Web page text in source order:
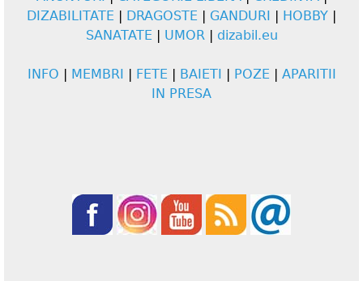
DIZABILITATE | DRAGOSTE | GANDURI | HOBBY |
SANATATE | UMOR| dizabil.eu
INFO | MEMBRI | FETE | BAIETI | POZE | APARITII
IN PRESA